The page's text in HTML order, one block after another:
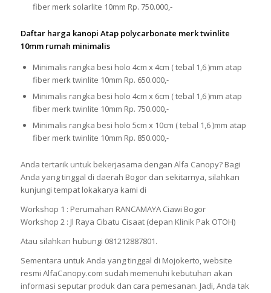
fiber merk solarlite 10mm Rp. 750.000,-
Daftar harga kanopi Atap polycarbonate merk twinlite
10mm rumah minimalis
Minimalis rangka besi holo 4cm x 4cm ( tebal 1,6 )mm atap
fiber merk twinlite 10mm Rp. 650.000,-
Minimalis rangka besi holo 4cm x 6cm ( tebal 1,6 )mm atap
fiber merk twinlite 10mm Rp. 750.000,-
Minimalis rangka besi holo 5cm x 10cm ( tebal 1,6 )mm atap
fiber merk twinlite 10mm Rp. 850.000,-
Anda tertarik untuk bekerjasama dengan Alfa Canopy? Bagi
Anda yang tinggal di daerah Bogor dan sekitarnya, silahkan
kunjungi tempat lokakarya kami di
Workshop 1 : Perumahan RANCAMAYA Ciawi Bogor
Workshop 2 : Jl Raya Cibatu Cisaat (depan Klinik Pak OTOH)
Atau silahkan hubungi 081212887801.
Sementara untuk Anda yang tinggal di Mojokerto, website
resmi AlfaCanopy.com sudah memenuhi kebutuhan akan
informasi seputar produk dan cara pemesanan. Jadi, Anda tak